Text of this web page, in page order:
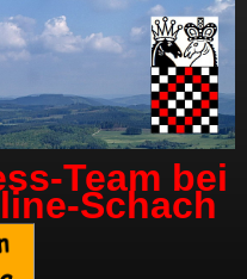
Team bei
Schach